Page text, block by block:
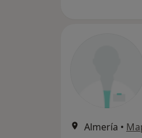
Almería •